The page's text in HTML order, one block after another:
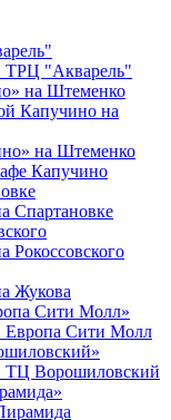
"Акварель"
на Штеменко
Капучино на
на Штеменко
Капучино
Спартановке
Жукова
Cити Молл»
Сити Молл
Ворошиловский